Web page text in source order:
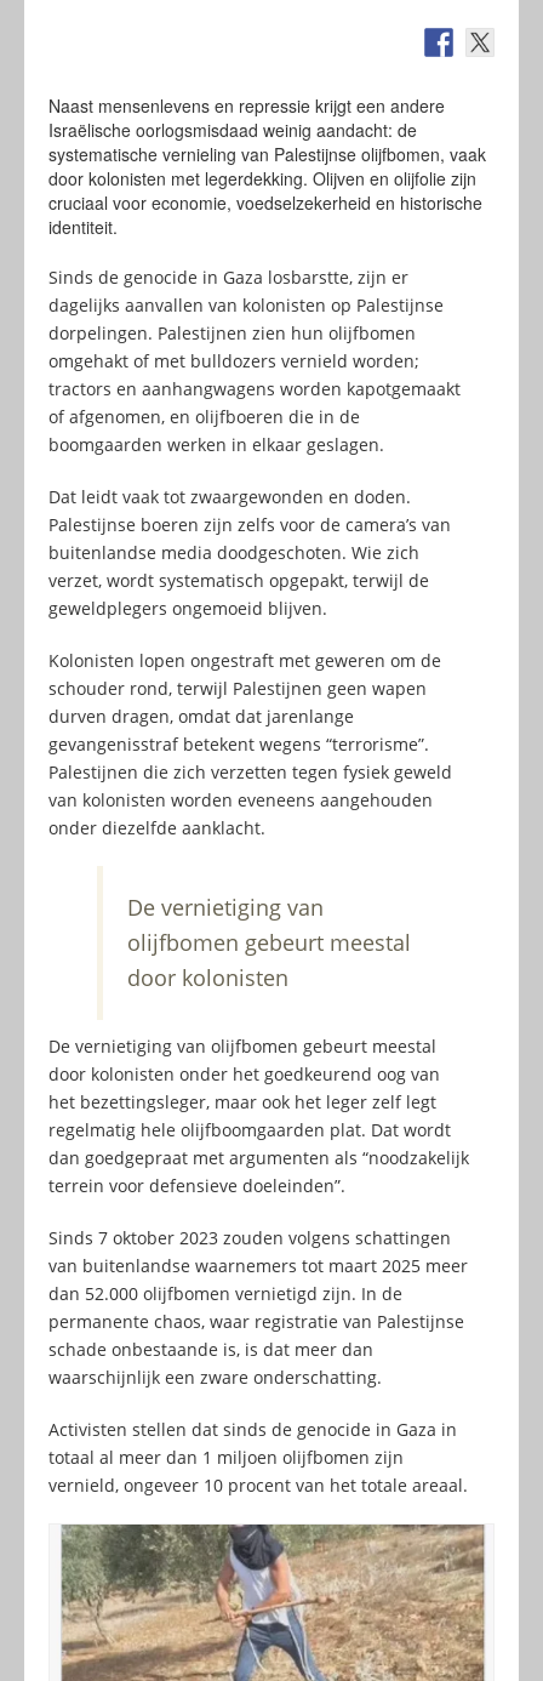
Naast mensenlevens en repressie krijgt een andere
Israëlische oorlogsmisdaad weinig aandacht: de
systematische vernieling van Palestijnse olijfbomen, vaak
door kolonisten met legerdekking. Olijven en olijfolie zijn
cruciaal voor economie, voedselzekerheid en historische
identiteit.
Sinds de genocide in Gaza losbarstte, zijn er
dagelijks aanvallen van kolonisten op Palestijnse
dorpelingen. Palestijnen zien hun olijfbomen
omgehakt of met bulldozers vernield worden;
tractors en aanhangwagens worden kapotgemaakt
of afgenomen, en olijfboeren die in de
boomgaarden werken in elkaar geslagen.
Dat leidt vaak tot zwaargewonden en doden.
Palestijnse boeren zijn zelfs voor de camera’s van
buitenlandse media doodgeschoten. Wie zich
verzet, wordt systematisch opgepakt, terwijl de
geweldplegers ongemoeid blijven.
Kolonisten lopen ongestraft met geweren om de
schouder rond, terwijl Palestijnen geen wapen
durven dragen, omdat dat jarenlange
gevangenisstraf betekent wegens “terrorisme”.
Palestijnen die zich verzetten tegen fysiek geweld
van kolonisten worden eveneens aangehouden
onder diezelfde aanklacht.
De vernietiging van
olijfbomen gebeurt meestal
door kolonisten
De vernietiging van olijfbomen gebeurt meestal
door kolonisten onder het goedkeurend oog van
het bezettingsleger, maar ook het leger zelf legt
regelmatig hele olijfboomgaarden plat. Dat wordt
dan goedgepraat met argumenten als “noodzakelijk
terrein voor defensieve doeleinden”.
Sinds 7 oktober 2023 zouden volgens schattingen
van buitenlandse waarnemers tot maart 2025 meer
dan 52.000 olijfbomen vernietigd zijn. In de
permanente chaos, waar registratie van Palestijnse
schade onbestaande is, is dat meer dan
waarschijnlijk een zware onderschatting.
Activisten stellen dat sinds de genocide in Gaza in
totaal al meer dan 1 miljoen olijfbomen zijn
vernield, ongeveer 10 procent van het totale areaal.